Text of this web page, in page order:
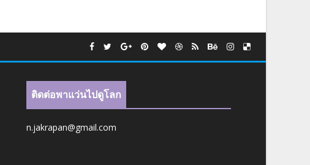
ติดต่อพาแว่นไปดูโลก
n.jakrapan@gmail.com